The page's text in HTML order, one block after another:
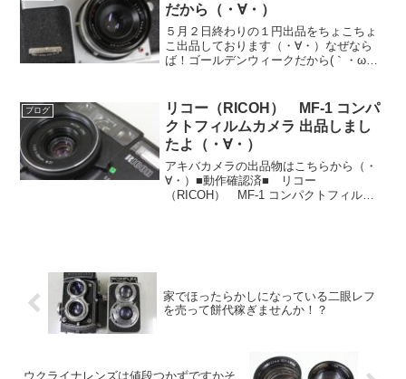
だから（・∀・）
５月２日終わりの１円出品をちょこちょ
こ出品しております（・∀・）なぜなら
ば！ゴールデンウィークだから(｀・ω・´)
い致しますm(_ _)mアキバカメラの出品物
はこち...
ブログ
リコー（RICOH） MF-1 コンパ
クトフィルムカメラ 出品しまし
たよ（・∀・）
アキバカメラの出品物はこちらから（・
∀・）■動作確認済■ リコー
（RICOH） MF-1 コンパクトフィルム
家でほったらかしになっている二眼レフ
を売って餅代稼ぎませんか！？
ウクライナレンズは値段つかずですかそ